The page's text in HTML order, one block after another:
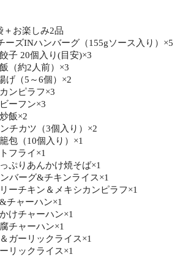
お楽しみ2品
ーズINハンバーグ（155gソース入り）×5
子 20個入り(目安)×3
（約2人前）×3
げ（5～6個）×2
ンピラフ×3
ーフン×3
飯×2
チカツ（3個入り）×2
包（10個入り）×1
フライ×1
ぷりあんかけ焼そば×1
バーグ&チキンライス×1
ーチキン＆メキシカンピラフ×1
チャーハン×1
けチャーハン×1
チャーハン×1
ガーリックライス×1
リックライス×1